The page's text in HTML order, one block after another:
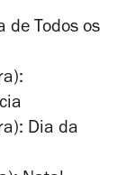
de Todos os
Dia da